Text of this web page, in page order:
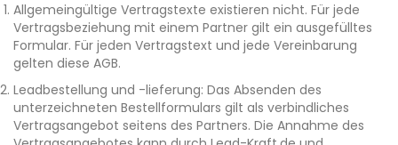
Allgemeingültige Vertragstexte existieren nicht. Für jede
Vertragsbeziehung mit einem Partner gilt ein ausgefülltes
Formular. Für jeden Vertragstext und jede Vereinbarung
gelten diese AGB.
Leadbestellung und -lieferung: Das Absenden des
unterzeichneten Bestellformulars gilt als verbindliches
Vertragsangebot seitens des Partners. Die Annahme des